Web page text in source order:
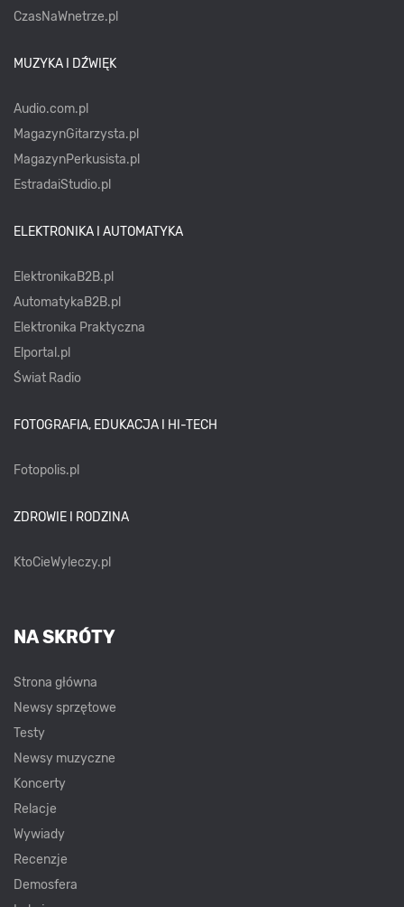
CzasNaWnetrze.pl
MUZYKA I DŹWIĘK
Audio.com.pl
MagazynGitarzysta.pl
MagazynPerkusista.pl
EstradaiStudio.pl
ELEKTRONIKA I AUTOMATYKA
ElektronikaB2B.pl
AutomatykaB2B.pl
Elektronika Praktyczna
Elportal.pl
Świat Radio
FOTOGRAFIA, EDUKACJA I HI-TECH
Fotopolis.pl
ZDROWIE I RODZINA
KtoCieWyleczy.pl
NA SKRÓTY
Strona główna
Newsy sprzętowe
Testy
Newsy muzyczne
Koncerty
Relacje
Wywiady
Recenzje
Demosfera